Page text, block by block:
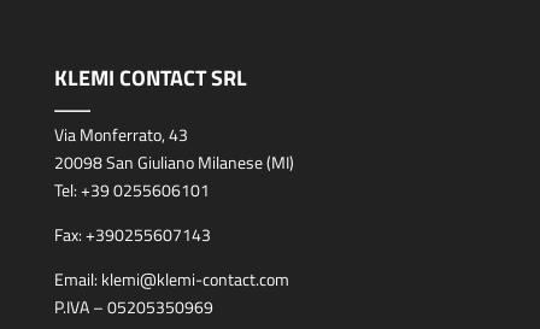
KLEMI CONTACT SRL
Via Monferrato, 43
20098 San Giuliano Milanese (MI)
Tel:+39 0255606101
Fax:+390255607143
Email: klemi@klemi-contact.com
P.IVA – 05205350969